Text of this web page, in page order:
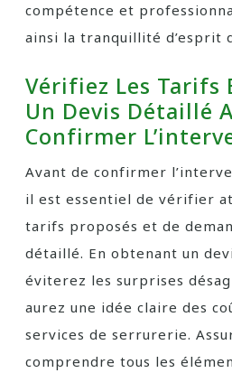
compétence et
ainsi la tranquillité d’esprit
Vérifiez Les Tarifs
Un Devis Détaillé
Confirmer
Avant de confirmer
il est essentiel de vérifier
tarifs proposés et de
détaillé. En obtenant un
éviterez les surprises
aurez une idée claire des
services de serrurerie.
comprendre tous les